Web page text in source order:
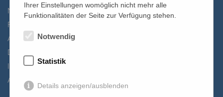
Newsletter
Förderverein
Anreise
Datenschutz
Impressum
AGB
Ihrer Einstellungen womöglich nicht mehr alle
Funktionalitäten der Seite zur Verfügung stehen.
Notwendig
Statistik
Details anzeigen/ausblenden